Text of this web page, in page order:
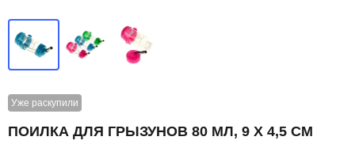
Уже раскупили
ПОИЛКА ДЛЯ ГРЫЗУНОВ 80 МЛ, 9 Х 4,5 СМ